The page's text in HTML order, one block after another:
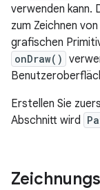
verwenden kann.
zum Zeichnen
grafischen
onDraw()
Erstellen Sie
Abschnitt wird